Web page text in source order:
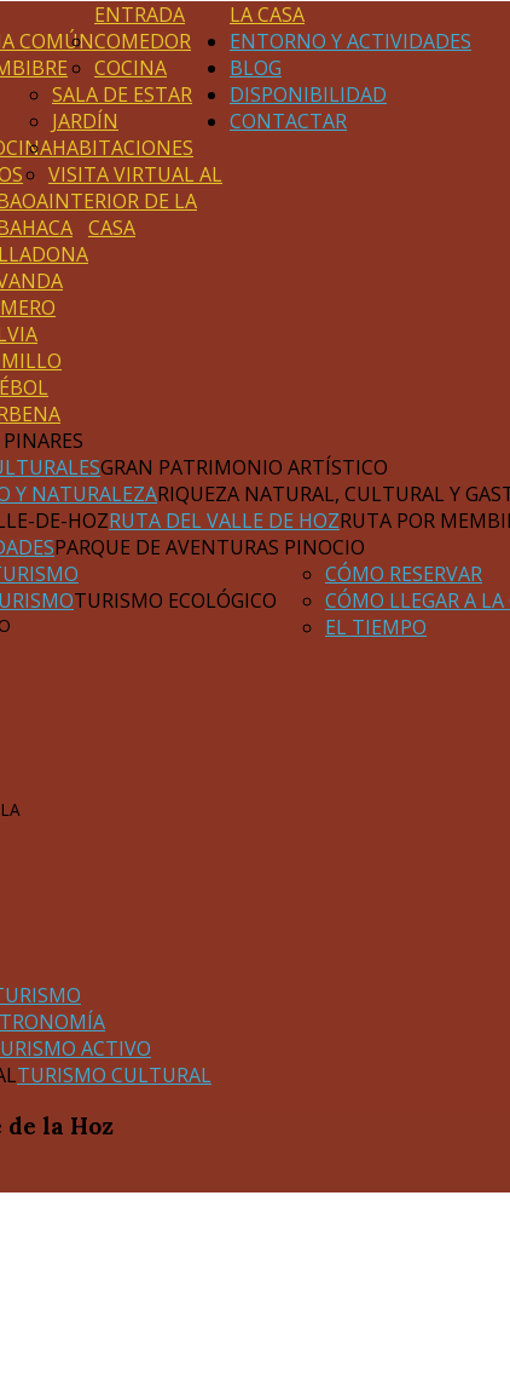
LA CASA
ENTRADA
COMÚNCOMEDOR
COCINA
SALA DE ESTAR
JARDÍN
HABITACIONES
VISITA VIRTUAL AL
INTERIOR DE LA
CASA
ENTORNO Y ACTIVIDADES
GRAN PATRIMONIO ARTÍSTICO
Y NATURALEZARIQUEZA NATURAL, CULTURAL Y
RUTA DEL VALLE DE HOZRUTA POR
PARQUE DE AVENTURAS PINOCIO
BLOG
TURISMO ECOLÓGICO
ACTIVO
TURISMO CULTURAL
DISPONIBILIDAD
CÓMO RESERVAR
CÓMO LLEGAR A LA
EL TIEMPO
CONTACTAR
de la Hoz